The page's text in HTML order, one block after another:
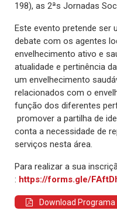
198), as 2ªs Jornadas
Este evento pretende ser
debate com os agentes
envelhecimento ativo e
atualidade e pertinência
um envelhecimento
relacionados com o
função dos diferentes
promover a partilha de
conta a necessidade de
serviços nesta área.
Para realizar a sua
: https://forms.gle/
Download Programa